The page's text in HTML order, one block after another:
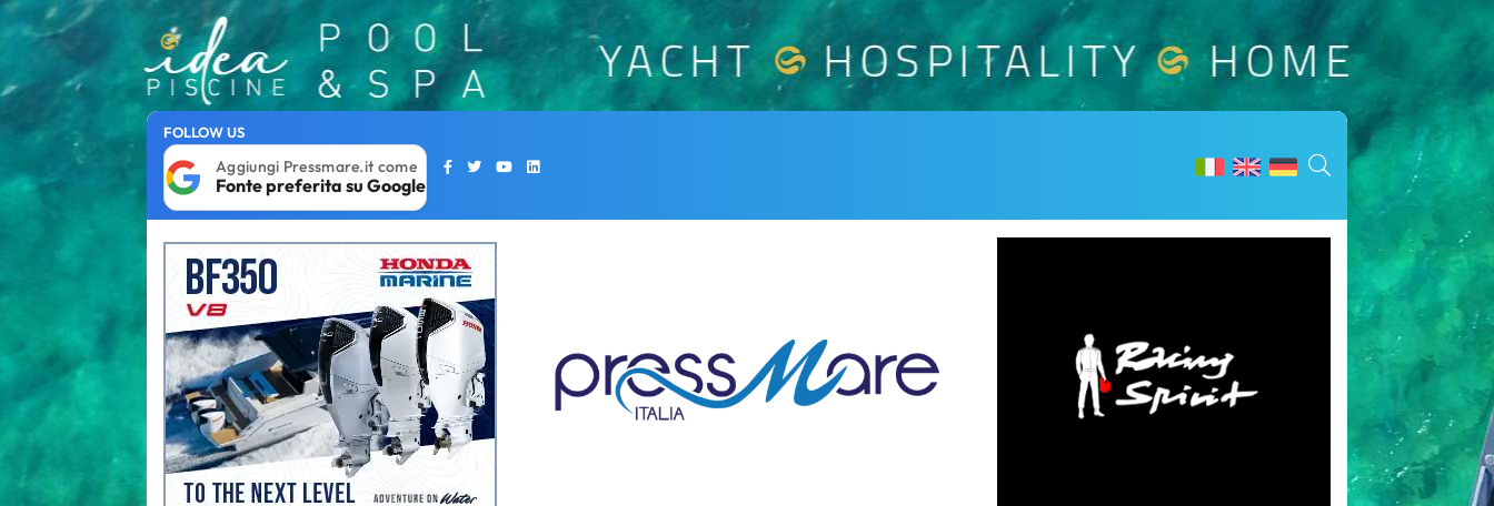
FOLLOW US
Aggiungi Pressmare.it come
Fonte preferita su Google